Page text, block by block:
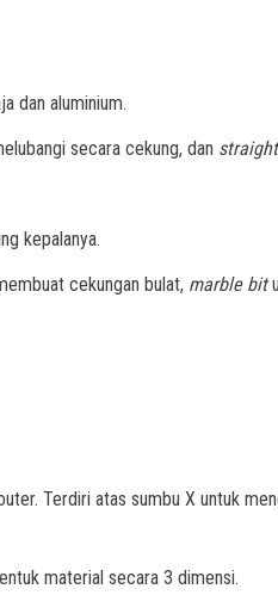
dan aluminium.
secara cekung, dan
kepalanya.
cekungan bulat, marble bit
Terdiri atas sumbu X untuk
material secara 3 dimensi.